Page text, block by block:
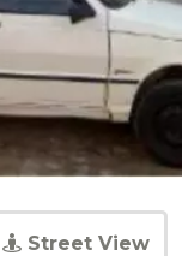
Street View